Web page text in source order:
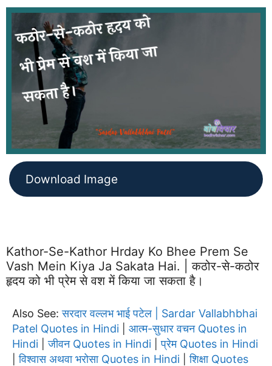
Download Image
Kathor-Se-Kathor Hrday Ko Bhee Prem Se
Vash Mein Kiya Ja Sakata Hai. | कठोर-से-कठोर
हृदय को भी प्रेम से वश में किया जा सकता है।
Also See:सरदार वल्लभ भाई पटेल | Sardar Vallabhbhai
Patel Quotes in Hindi
आत्म-सुधार वचन Quotes in
Hindi |जीवन Quotes in Hindi |प्रेम Quotes in Hindi
|विश्वास अथवा भरोसा Quotes in Hindi |शिक्षा Quotes